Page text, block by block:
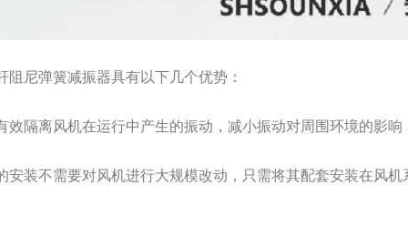
尼弹簧减振器具有以下几个优势：
效隔离风机在运行中产生的振动，减小振动对周围环境的影响
安装不需要对风机进行大规模改动，只需将其配套安装在风